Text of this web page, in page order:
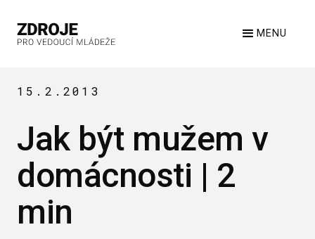
MENU
15.2.2013
Jak být mužem v
domácnosti | 2
min